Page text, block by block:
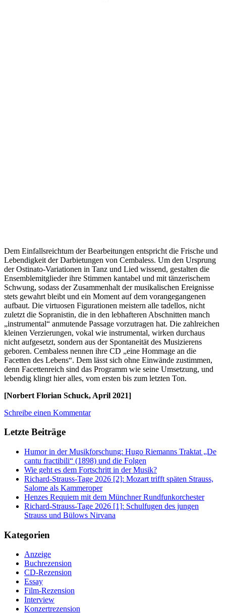
Dem Einfallsreichtum der Bearbeitungen entspricht die Frische und
Lebendigkeit der Darbietungen von Cembaless. Um den Ursprung
der Ostinato-Variationen in Tanz und Lied wissend, gestalten die
Ensemblemitglieder ihre Stimmen kantabel und mit tänzerischem
Schwung, sodass der Zusammenhalt der musikalischen Ereignisse
stets gewahrt bleibt und ein Moment auf dem vorangegangenen
aufbaut. Die virtuosen Figurationen meistern alle tadellos, nicht
zuletzt die Sopranistin, die in den lebhafteren Abschnitten manch
„instrumental“ anmutende Passage vorzutragen hat. Die zahlreichen
kleinen Verzierungen, vokal wie instrumental, wirken durchaus
nicht aufgesetzt, sondern aus der Spontaneität des Musizierens
geboren. Cembaless nennen ihre CD „eine Hommage an die
Facetten des Lebens“. Dem lässt sich ohne Einwände zustimmen,
denn Facettenreich sind das Programm wie seine Umsetzung, und
lebendig klingt hier alles, vom ersten bis zum letzten Ton.
[Norbert Florian Schuck, April 2021]
Schreibe einen Kommentar
Letzte Beiträge
Humor in der Musikforschung: Hugo Riemanns Traktat „De
cantu fractibili“ (1898) und die Folgen
Wie geht es dem Fortschritt in der Musik?
Richard-Strauss-Tage 2026 [2]: Mozart trifft späten Strauss,
Salome als Kammeroper
Henzes Requiem mit dem Münchner Rundfunkorchester
Richard-Strauss-Tage 2026 [1]: Schulfugen des jungen
Strauss und Bülows Nirvana
Kategorien
Anzeige
Buchrezension
CD-Rezension
Essay
Film-Rezension
Interview
Konzertrezension